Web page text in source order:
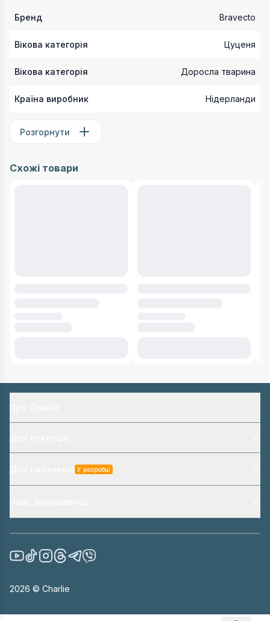
Бренд Bravecto
Вікова категорія Цуценя
Вікова категорія Доросла тварина
Країна виробник Нідерланди
Розгорнути
Схожі товари
У розробці
2026 © Charlie